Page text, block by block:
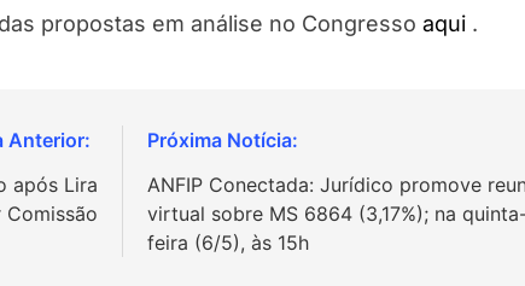
propostas em análise no Congresso aqui .
após Lira
ANFIP Conectada: Jurídico promove
virtual sobre MS 6864 (3,17%); na
feira (6/5), às 15h